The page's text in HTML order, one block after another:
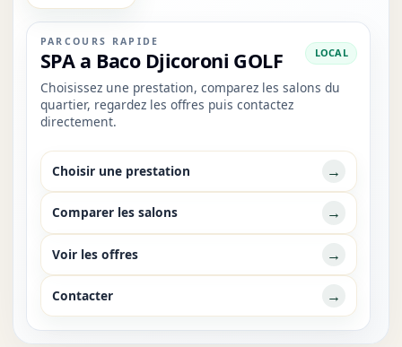
PARCOURS RAPIDE
SPA a Baco Djicoroni GOLF LOCAL
Choisissez une prestation, comparez les salons du
quartier, regardez les offres puis contactez
directement.
Choisir une prestation →
Comparer les salons →
Voir les offres →
Contacter →